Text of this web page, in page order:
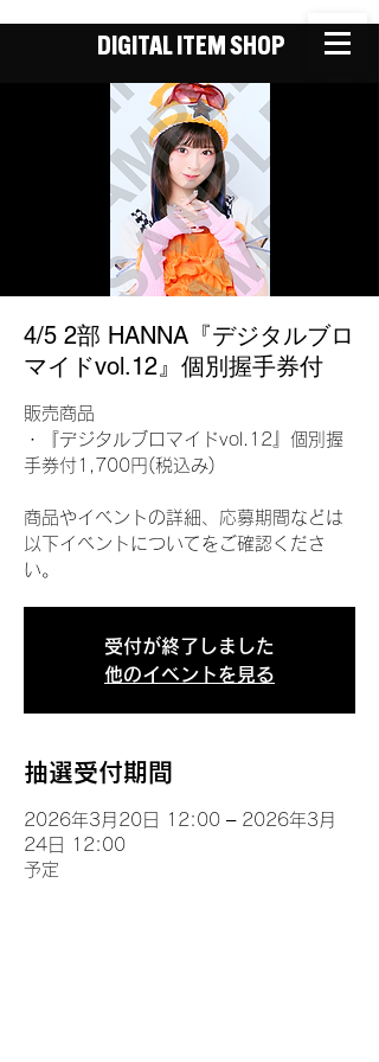
DIGITAL ITEM SHOP
4/5 2部 HANNA『デジタルブロ
マイドvol.12』個別握手券付
販売商品
・『デジタルブロマイドvol.12』個別握
手券付1,700円(税込み)
商品やイベントの詳細、応募期間などは
以下イベントについてをご確認くださ
い。
受付が終了しました
他のイベントを見る
抽選受付期間
2026年3月20日 12:00 – 2026年3月
24日 12:00
予定